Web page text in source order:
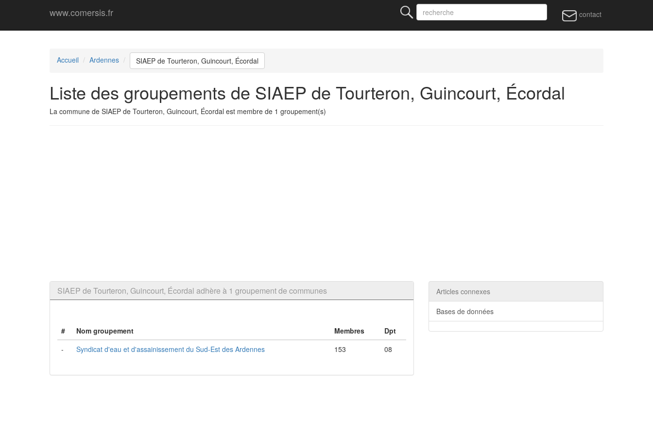
www.comersis.fr contact
Accueil Ardennes SIAEP de Tourteron, Guincourt, Écordal
Liste des groupements de SIAEP de Tourteron, Guincourt, Écordal
La commune de SIAEP de Tourteron, Guincourt, Écordal est membre de 1 groupement(s)
SIAEP de Tourteron, Guincourt, Écordal adhère à 1 groupement de communes
# Nom groupement Membres
Dpt
-
Syndicat d'eau et d'assainissement du Sud-Est des Ardennes 153 08
Articles connexes
Bases de données